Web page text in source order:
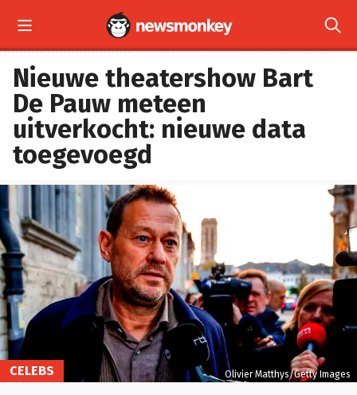
 
Nieuwe theatershow Bart
De Pauw meteen
uitverkocht: nieuwe data
toegevoegd
Olivier Matthys/Getty Images
CELEBS